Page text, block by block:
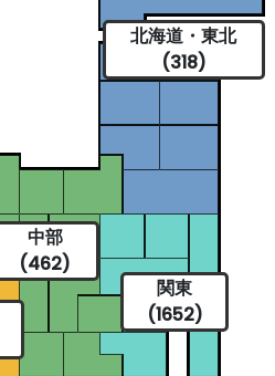
北海道・東北
(318)
関東
(1652)
中部
(462)